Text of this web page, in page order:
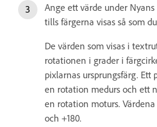
Ange ett värde under
tills färgerna visas så som
De värden som visas i
rotationen i grader i
pixlarnas ursprungsfärg. Ett
en rotation medurs och ett
en rotation moturs.
och +180.